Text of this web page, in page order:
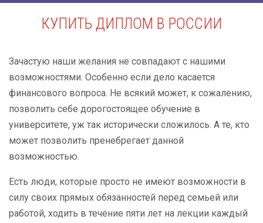
КУПИТЬ ДИПЛОМ В РОССИИ
Зачастую наши желания не совпадают с нашими
возможностями. Особенно если дело касается
финансового вопроса. Не всякий может, к сожалению,
позволить себе дорогостоящее обучение в
университете, уж так исторически сложилось. А те, кто
может позволить пренебрегает данной
возможностью.
Есть люди, которые просто не имеют возможности в
силу своих прямых обязанностей перед семьей или
работой, ходить в течение пяти лет на лекции каждый